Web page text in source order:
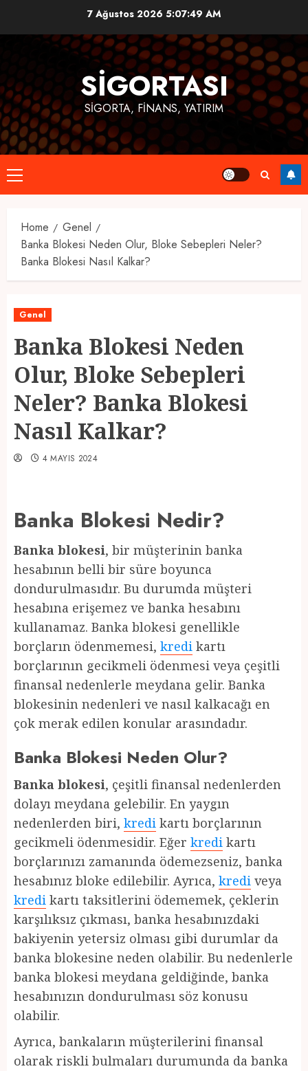
7 Ağustos 2026 5:07:49 AM
SIGORTASI
SIGORTA, FINANS, YATIRIM
Primary
Menu
Home
Genel
Banka Blokesi Neden Olur, Bloke Sebepleri Neler?
Banka Blokesi Nasıl Kalkar?
Genel
Banka Blokesi Neden
Olur, Bloke Sebepleri
Neler? Banka Blokesi
Nasıl Kalkar?
4 MAYIS 2024
Banka Blokesi Nedir?
Banka blokesi, bir müşterinin banka
hesabının belli bir süre boyunca
dondurulmasıdır. Bu durumda müşteri
hesabına erişemez ve banka hesabını
kullanamaz. Banka blokesi genellikle
borçların ödenmemesi, kredi kartı
borçlarının gecikmeli ödenmesi veya çeşitli
finansal nedenlerle meydana gelir. Banka
blokesinin nedenleri ve nasıl kalkacağı en
çok merak edilen konular arasındadır.
Banka Blokesi Neden Olur?
Banka blokesi, çeşitli finansal nedenlerden
dolayı meydana gelebilir. En yaygın
nedenlerden biri, kredi kartı borçlarının
gecikmeli ödenmesidir. Eğer kredi kartı
borçlarınızı zamanında ödemezseniz, banka
hesabınız bloke edilebilir. Ayrıca, kredi veya
kredi kartı taksitlerini ödememek, çeklerin
karşılıksız çıkması, banka hesabınızdaki
bakiyenin yetersiz olması gibi durumlar da
banka blokesine neden olabilir. Bu nedenlerle
banka blokesi meydana geldiğinde, banka
hesabınızın dondurulması söz konusu
olabilir.
Ayrıca, bankaların müşterilerini finansal
olarak riskli bulmaları durumunda da banka